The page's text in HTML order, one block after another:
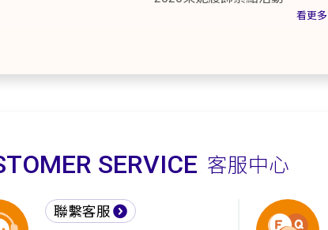
看更多
SERVICE 客服中心
聯繫客服